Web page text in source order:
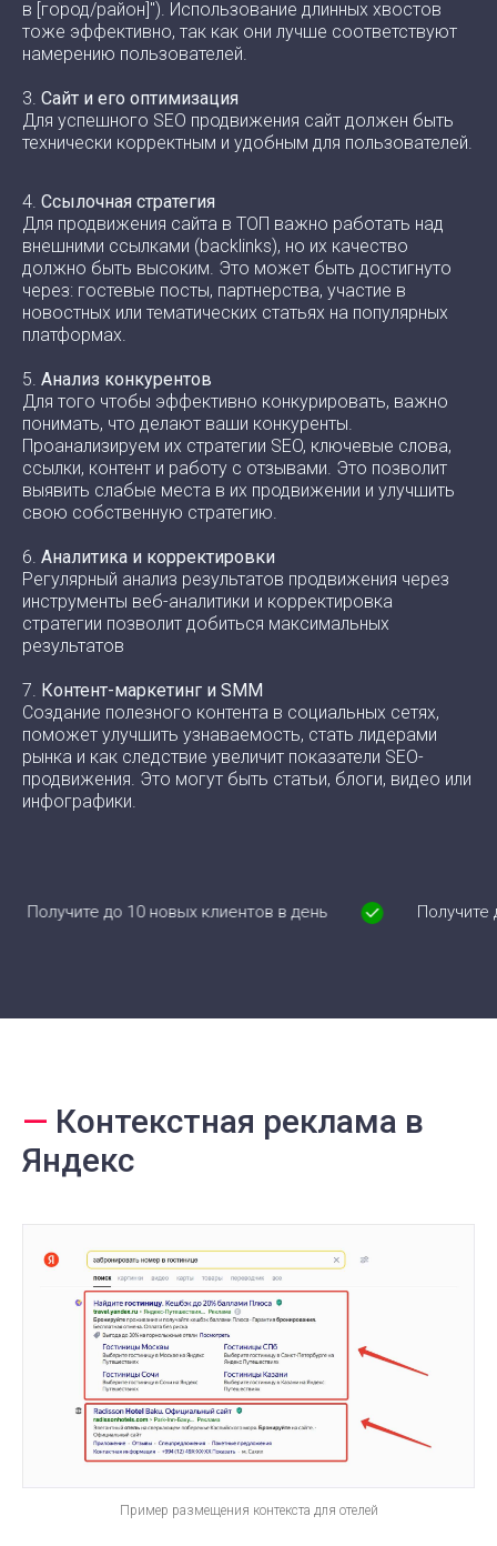
в [город/район]"). Использование длинных хвостов
тоже эффективно, так как они лучше соответствуют
намерению пользователей.
3. Сайт и его оптимизация
Для успешного SEO продвижения сайт должен быть
технически корректным и удобным для пользователей.
4. Ссылочная стратегия
Для продвижения сайта в ТОП важно работать над
внешними ссылками (backlinks), но их качество
должно быть высоким. Это может быть достигнуто
через: гостевые посты, партнерства, участие в
новостных или тематических статьях на популярных
платформах.
5. Анализ конкурентов
Для того чтобы эффективно конкурировать, важно
понимать, что делают ваши конкуренты.
Проанализируем их стратегии SEO, ключевые слова,
ссылки, контент и работу с отзывами. Это позволит
выявить слабые места в их продвижении и улучшить
свою собственную стратегию.
6. Аналитика и корректировки
Регулярный анализ результатов продвижения через
инструменты веб-аналитики и корректировка
стратегии позволит добиться максимальных
результатов
7. Контент-маркетинг и SMM
Создание полезного контента в социальных сетях,
поможет улучшить узнаваемость, стать лидерами
рынка и как следствие увеличит показатели SEO-
продвижения. Это могут быть статьи, блоги, видео или
инфографики.
до 10 новых клиентов в день Получите до 10
— Контекстная реклама в
Яндекс
Пример размещения контекста для отелей